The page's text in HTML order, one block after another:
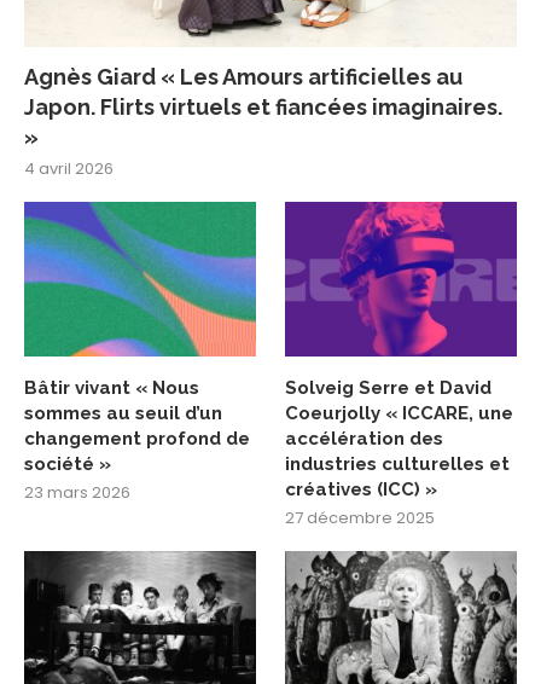
Agnès Giard « Les Amours artificielles au
Japon. Flirts virtuels et fiancées imaginaires.
»
4 avril 2026
Bâtir vivant « Nous
sommes au seuil d’un
changement profond de
société »
23 mars 2026
Solveig Serre et David
Coeurjolly « ICCARE, une
accélération des
industries culturelles et
créatives (ICC) »
27 décembre 2025